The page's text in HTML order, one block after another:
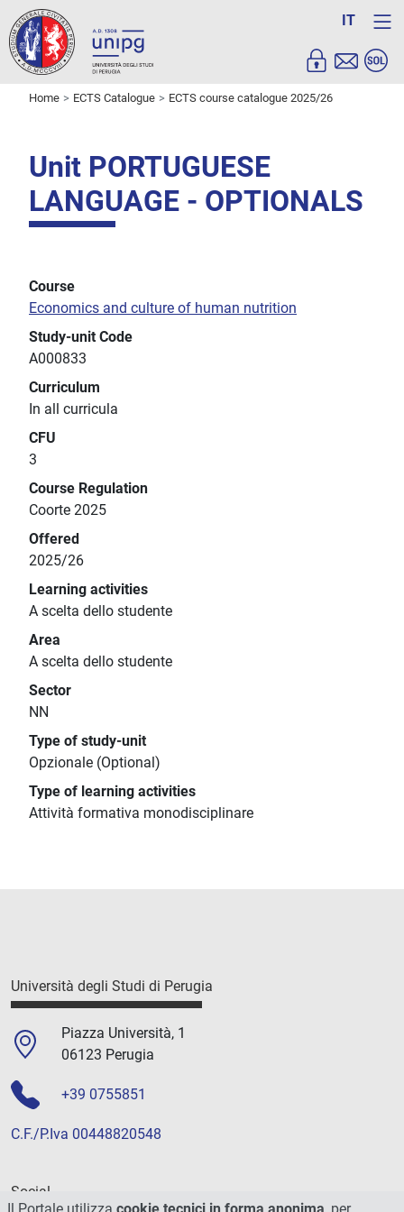
IT
Home ECTS Catalogue ECTS course catalogue 2025/26
Unit PORTUGUESE
LANGUAGE - OPTIONALS
Course
Economics and culture of human nutrition
Study-unit Code
A000833
Curriculum
In all curricula
CFU
3
Course Regulation
Coorte 2025
Offered
2025/26
Learning activities
A scelta dello studente
Area
A scelta dello studente
Sector
NN
Type of study-unit
Opzionale (Optional)
Type of learning activities
Attività formativa monodisciplinare
Università degli Studi di Perugia
Piazza Università, 1
06123 Perugia
+39 0755851
C.F./P.Iva 00448820548
Social